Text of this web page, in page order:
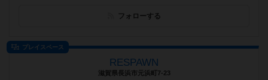
フォローする
プレイスペース
RESPAWN
滋賀県長浜市元浜町7-23